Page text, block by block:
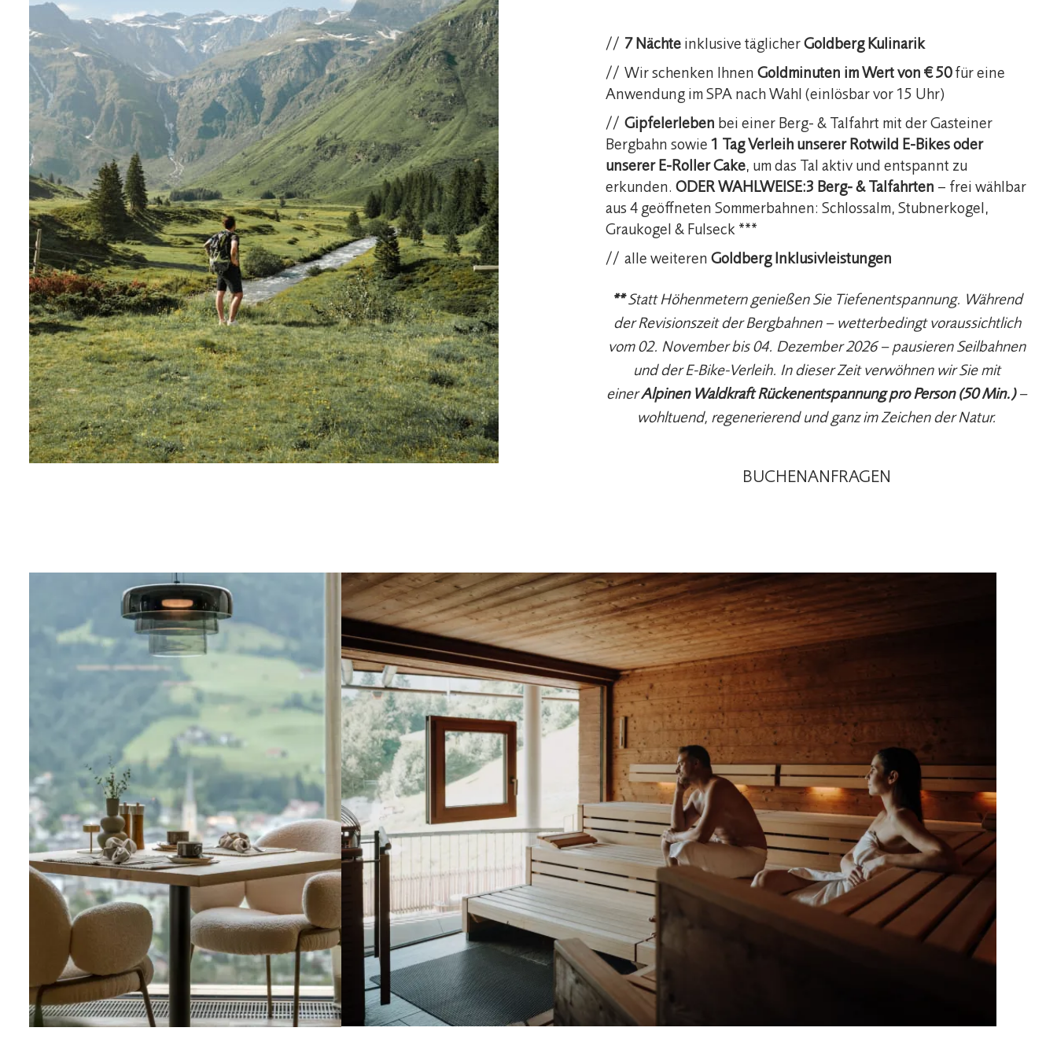
7 Nächteinklusive täglicherGoldberg Kulinarik
Wir schenken IhnenGoldminuten im Wert von € 50für eine
Anwendung im SPA nach Wahl (einlösbar vor 15 Uhr)
Gipfelerleben bei einer Berg- & Talfahrt mit der Gasteiner
Bergbahn sowie1 Tag Verleih unserer Rotwild E-Bikes oder
unserer E-Roller Cake, um das Tal aktiv und entspannt zu
erkunden. ODER WAHLWEISE:3 Berg- & Talfahrten – frei wählbar
aus 4 geöffneten Sommerbahnen: Schlossalm, Stubnerkogel,
Graukogel & Fulseck ***
alle weiterenGoldberg Inklusivleistungen
**Statt Höhenmetern genießen Sie Tiefenentspannung. Während
der Revisionszeit der Bergbahnen – wetterbedingt voraussichtlich
vom 02. November bis 04. Dezember 2026 – pausieren Seilbahnen
und der E-Bike-Verleih. In dieser Zeit verwöhnen wir Sie mit
einerAlpinen Waldkraft Rückenentspannung pro Person (50 Min.)–
wohltuend, regenerierend und ganz im Zeichen der Natur.
BUCHENANFRAGEN